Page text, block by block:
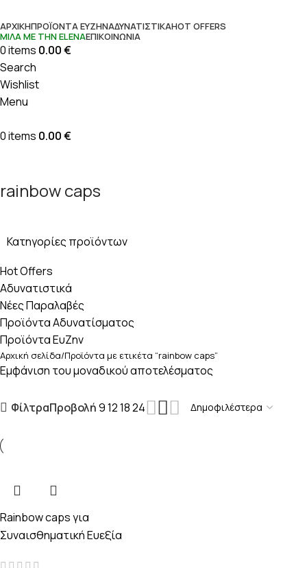
ΑΡΧΙΚΉΠΡΟΪΌΝΤΑ ΕΥΖΗΝΑΔΥΝΑΤΙΣΤΙΚΆHOT OFFERS
ΜΊΛΑ ΜΕ ΤΗΝ ΕLENΑΕΠΙΚΟΙΝΩΝΊΑ
0items 0.00€
Search
Wishlist
Menu
0items 0.00€
rainbow caps
Κατηγορίες προϊόντων
Hot Offers
Αδυνατιστικά
Νέες Παραλαβές
Προϊόντα Αδυνατίσματος
Προϊόντα ΕυΖην
Αρχική σελίδα Προϊόντα με ετικέτα “rainbow caps”
Εμφάνιση του μοναδικού αποτελέσματος
ΦίλτραΠροβολή9121824
Rainbow capsγια
Συναισθηματική Ευεξία